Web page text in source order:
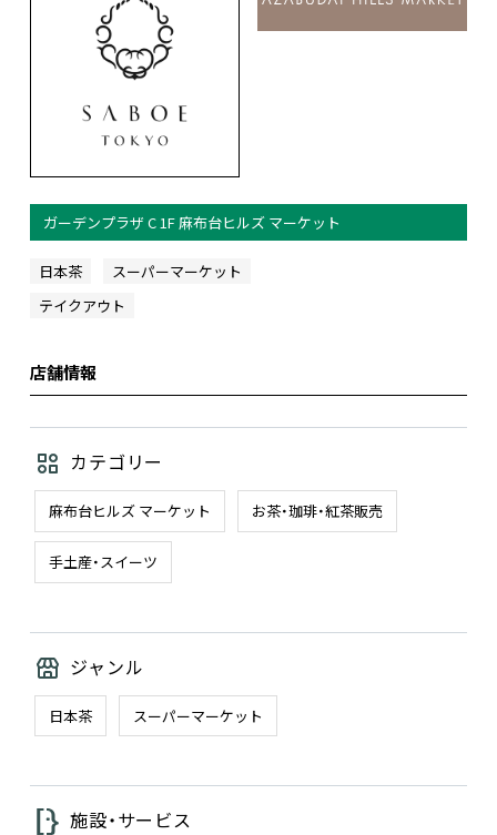
ガーデンプラザ C 1F 麻布台ヒルズ マーケット
日本茶
スーパーマーケット
テイクアウト
店舗情報
カテゴリー
麻布台ヒルズ マーケット お茶・珈琲・紅茶販売
手土産・スイーツ
ジャンル
日本茶 スーパーマーケット
施設・サービス